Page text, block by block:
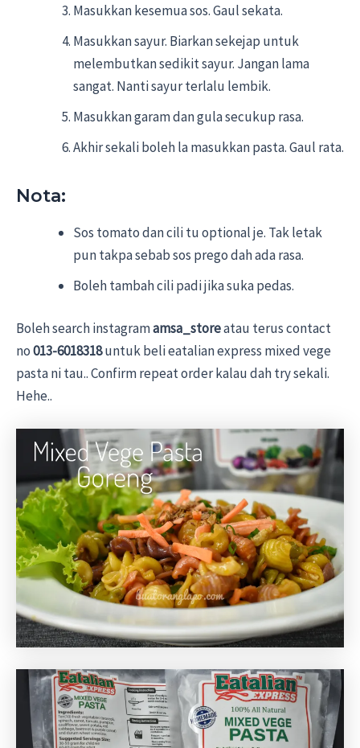
Masukkan kesemua sos. Gaul sekata.
Masukkan sayur. Biarkan sekejap untuk
melembutkan sedikit sayur. Jangan lama
sangat. Nanti sayur terlalu lembik.
Masukkan garam dan gula secukup rasa.
Akhir sekali boleh la masukkan pasta. Gaul rata.
Nota:
Sos tomato dan cili tu optional je. Tak letak
pun takpa sebab sos prego dah ada rasa.
Boleh tambah cili padi jika suka pedas.
Boleh search instagramamsa_storeatau terus contact
no013-6018318untuk beli eatalian express mixed vege
pasta ni tau.. Confirm repeat order kalau dah try sekali.
Hehe..